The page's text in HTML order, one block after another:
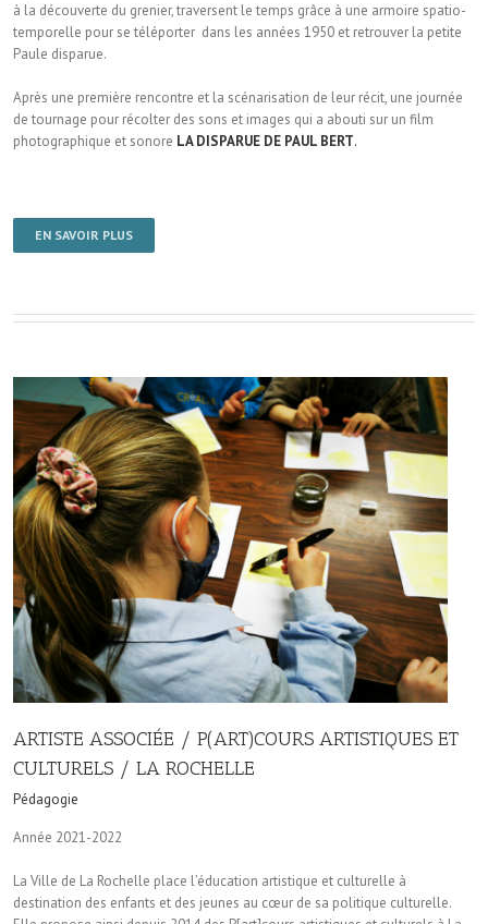
à la découverte du grenier, traversent le temps grâce à une armoire spatio-
temporelle pour se téléporter dans les années 1950 et retrouver la petite
Paule disparue.
Après une première rencontre et la scénarisation de leur récit, une journée
de tournage pour récolter des sons et images qui a abouti sur un film
photographique et sonore LA DISPARUE DE PAUL BERT.
EN SAVOIR PLUS
ARTISTE ASSOCIÉE / P(ART)COURS ARTISTIQUES ET
CULTURELS / LA ROCHELLE
Pédagogie
Année 2021-2022
La Ville de La Rochelle place l’éducation artistique et culturelle à
destination des enfants et des jeunes au cœur de sa politique culturelle.